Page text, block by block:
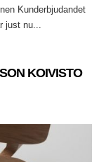
Kunderbjudandet
nu...
KOIVISTO